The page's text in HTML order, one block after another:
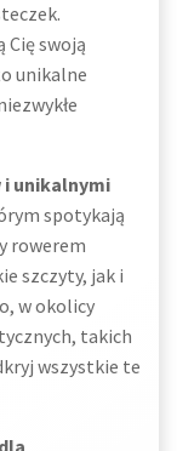
Cię swoją
unikalne
i unikalnymi
spotykają
rowerem
szczyty, jak i
w okolicy
takich
wszystkie te